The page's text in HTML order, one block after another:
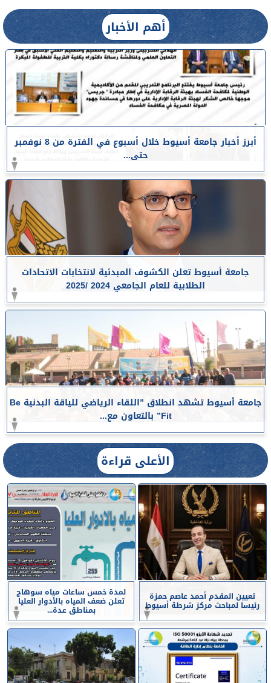
أهم الأخبار
أبرز أخبار جامعة أسيوط خلال أسبوع في الفترة من 8 نوفمبر
حتى...
جامعة أسيوط تعلن الكشوف المبدئية لانتخابات الاتحادات
الطلابية للعام الجامعي 2024 /2025
جامعة أسيوط تشهد انطلاق ”اللقاء الرياضي للياقة البدنية Be
Fit” بالتعاون مع...
الأعلى قراءة
تعيين المقدم أحمد عاصم حمزة
رئيسا لمباحث مركز شرطة أسيوط
لمدة خمس ساعات مياه سوهاج
تعلن ضعف المياه بالأدوار العليا
بمناطق عدة...